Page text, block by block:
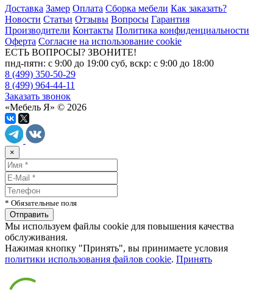
Доставка Замер Оплата Сборка мебели Как заказать?
Новости Статьи Отзывы Вопросы Гарантия
Производители Контакты Политика конфиденциальности
Оферта Согласие на использование cookie
ЕСТЬ ВОПРОСЫ? ЗВОНИТЕ!
пнд-пятн: с 9:00 до 19:00 суб, вскр: с 9:00 до 18:00
8 (499) 350-50-29
8 (499) 964-44-11
Заказать звонок
«Мебель Я» © 2026
×
* Обязательные поля
Мы используем файлы cookie для повышения качества
обслуживания.
Нажимая кнопку "Принять", вы принимаете условия
политики использования файлов cookie. Принять